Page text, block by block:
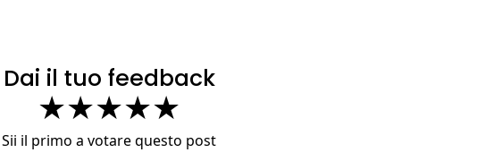
Dai il tuo feedback
★★★★★
Sii il primo a votare questo post